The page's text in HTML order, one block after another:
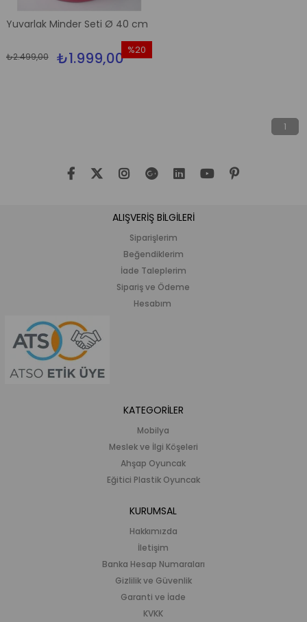
Yuvarlak Minder Seti Ø 40 cm
₺1.999,00
₺2.499,00
%20
1
ALIŞVERİŞ BİLGİLERİ
Siparişlerim
Beğendiklerim
İade Taleplerim
Sipariş ve Ödeme
Hesabım
KATEGORİLER
Mobilya
Meslek ve İlgi Köşeleri
Ahşap Oyuncak
Eğitici Plastik Oyuncak
KURUMSAL
Hakkımızda
İletişim
Banka Hesap Numaraları
Gizlilik ve Güvenlik
Garanti ve İade
KVKK